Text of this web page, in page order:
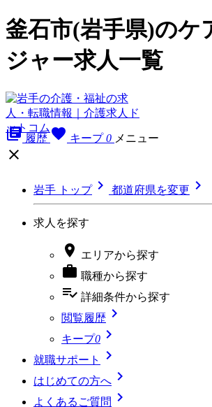
釜石市(岩手県)のケ
ジャー求人一覧
library_books 履歴 favorite キープ 0 メニュー

岩手 トップ 都道府県を変更 
求人を探す
 エリアから探す
 職種から探す
playlist_add_check 詳細条件から探す
閲覧履歴 
キープ0 
就職サポート 
はじめての方へ 
よくあるご質問 